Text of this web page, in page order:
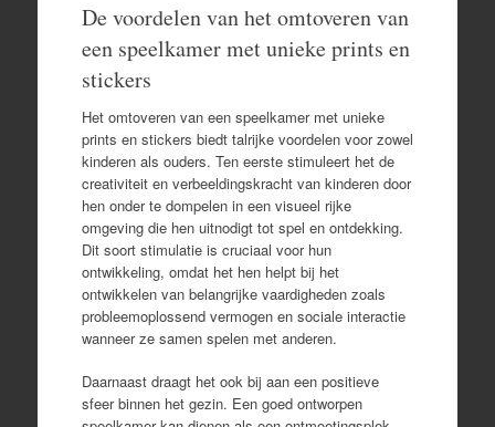
De voordelen van het omtoveren van
een speelkamer met unieke prints en
stickers
Het omtoveren van een speelkamer met unieke
prints en stickers biedt talrijke voordelen voor zowel
kinderen als ouders. Ten eerste stimuleert het de
creativiteit en verbeeldingskracht van kinderen door
hen onder te dompelen in een visueel rijke
omgeving die hen uitnodigt tot spel en ontdekking.
Dit soort stimulatie is cruciaal voor hun
ontwikkeling, omdat het hen helpt bij het
ontwikkelen van belangrijke vaardigheden zoals
probleemoplossend vermogen en sociale interactie
wanneer ze samen spelen met anderen.
Daarnaast draagt het ook bij aan een positieve
sfeer binnen het gezin. Een goed ontworpen